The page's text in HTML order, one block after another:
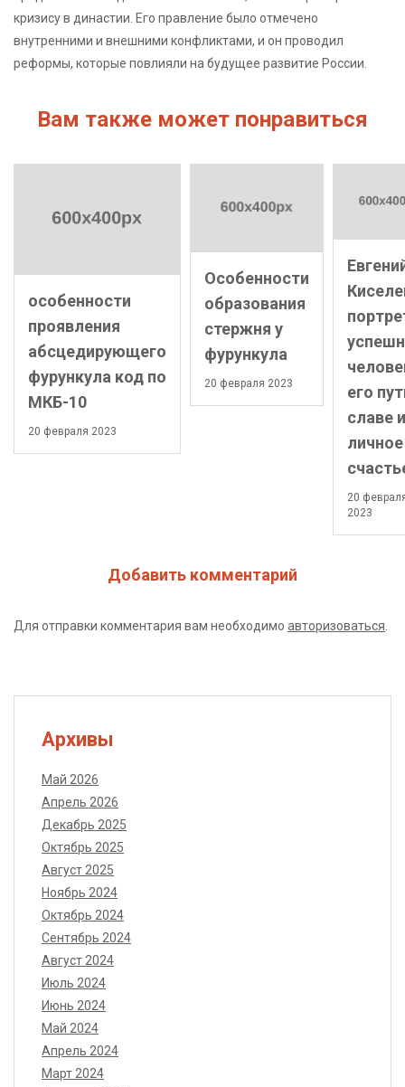
кризису в династии. Его правление было отмечено
внутренними и внешними конфликтами, и он проводил
реформы, которые повлияли на будущее развитие России.
Вам также может понравиться
особенности
проявления
абсцедирующего
фурункула код по
МКБ-10
20 февраля 2023
Особенности
образования
стержня у
фурункула
20 февраля 2023
его
славе и
личное
20
2023
Добавить комментарий
Для отправки комментария вам необходимо авторизоваться
Архивы
Май 2026
Апрель 2026
Декабрь 2025
Октябрь 2025
Август 2025
Ноябрь 2024
Октябрь 2024
Сентябрь 2024
Август 2024
Июль 2024
Июнь 2024
Май 2024
Апрель 2024
Март 2024